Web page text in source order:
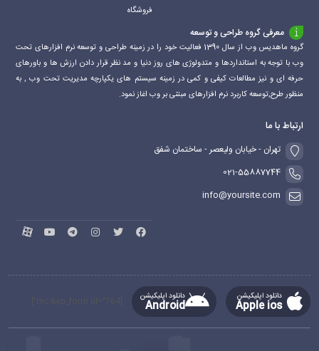
فروشگاه
معرفی گروه طراحی و توسعه
گروه ماهدیس وب از سال 1390 فعالیت خود را در زمینه طراحی و توسعه نرم افزارهای تحت
وب با توجه به استانداردها و متدولوژی های روز دنیا و مد نظر قرار دادن ارزش ها و باورهای
حرفه ای و نیز مطالعات کیفی و کمی در زمینه سیستم های یکپارچه مدیریت تحت وب , به
منظور طرح,توسعه کاربرد نرم افزارهای مبتنی بر وب اغاز نمود.
ارتباط با ما
تهران - خیابان ولیعصر - ساختمان شفق
021-55887744
info@yoursite.com
دانلود اپلیکیشن
Apple ios
دانلود اپلیکیشن
Android